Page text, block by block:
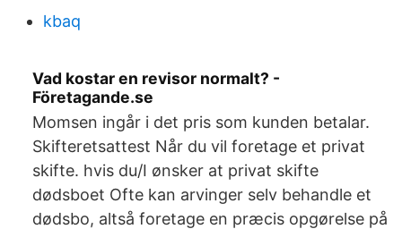
kbaq
Vad kostar en revisor normalt? -
Företagande.se
Momsen ingår i det pris som kunden betalar.
Skifteretsattest Når du vil foretage et privat
skifte. hvis du/I ønsker at privat skifte
dødsboet Ofte kan arvinger selv behandle et
dødsbo, altså foretage en præcis opgørelse på